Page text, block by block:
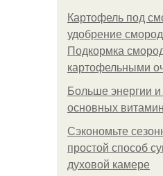
Картофель под
удобрение
Подкормка
картофельными
Больше энергии
основных
Сэкономьте
простой способ
духовой камере